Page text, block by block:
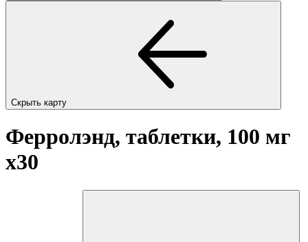
Скрыть карту
Ферролэнд, таблетки, 100 мг
x30